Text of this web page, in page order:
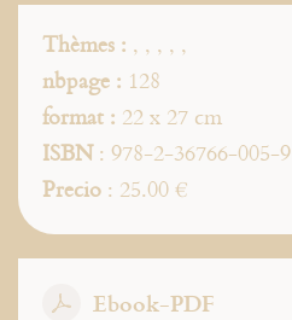
Thèmes : , , , , ,
nbpage : 128
format : 22 x 27 cm
ISBN: 978-2-36766-005-9
Precio : 25.00 €
Ebook-PDF